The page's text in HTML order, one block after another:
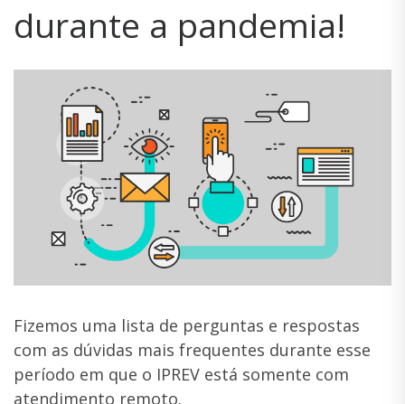
durante a pandemia!
Fizemos uma lista de perguntas e respostas
com as dúvidas mais frequentes durante esse
período em que o IPREV está somente com
atendimento remoto.